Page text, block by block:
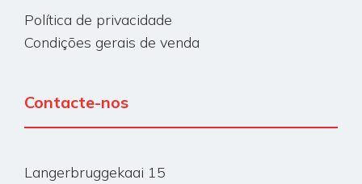
Política de privacidade
Condições gerais de venda
Contacte-nos
Langerbruggekaai 15